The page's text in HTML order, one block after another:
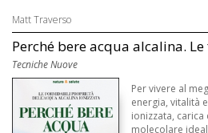
Matt Traverso
Perché bere acqua alcalina.
Tecniche Nuove
Per vivere al
energia, vitalità
ionizzata,
molecolare